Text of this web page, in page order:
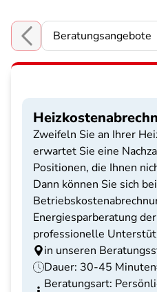
Choose a section
Zweifeln Sie an Ihrer
erwartet Sie eine
Positionen, die Ihnen
Dann können Sie sich
Energiesparberatung
professionelle
in unseren
Dauer: 30-45 Minuten
Beratungsart: